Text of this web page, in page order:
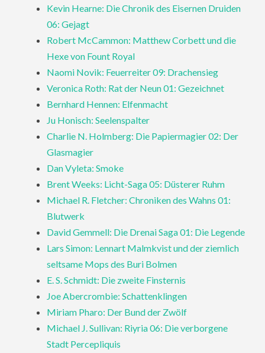
Kevin Hearne: Die Chronik des Eisernen Druiden
06: Gejagt
Robert McCammon: Matthew Corbett und die
Hexe von Fount Royal
Naomi Novik: Feuerreiter 09: Drachensieg
Veronica Roth: Rat der Neun 01: Gezeichnet
Bernhard Hennen: Elfenmacht
Ju Honisch: Seelenspalter
Charlie N. Holmberg: Die Papiermagier 02: Der
Glasmagier
Dan Vyleta: Smoke
Brent Weeks: Licht-Saga 05: Düsterer Ruhm
Michael R. Fletcher: Chroniken des Wahns 01:
Blutwerk
David Gemmell: Die Drenai Saga 01: Die Legende
Lars Simon: Lennart Malmkvist und der ziemlich
seltsame Mops des Buri Bolmen
E. S. Schmidt: Die zweite Finsternis
Joe Abercrombie: Schattenklingen
Miriam Pharo: Der Bund der Zwölf
Michael J. Sullivan: Riyria 06: Die verborgene
Stadt Percepliquis